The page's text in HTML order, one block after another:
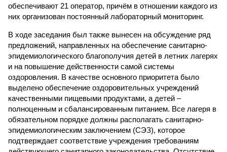
обеспечивают 21 оператор, причём в отношении каждого из
них организован постоянный лабораторный мониторинг.
В ходе заседания был также вынесен на обсуждение ряд
предложений, направленных на обеспечение санитарно-
эпидемиологического благополучия детей в летних лагерях
и на повышение действенности самой системы
оздоровления. В качестве основного приоритета было
выделено обеспечение оздоровительных учреждений
качественными пищевыми продуктами, а детей –
полноценным и сбалансированным питанием. Все лагеря в
обязательном порядке должны располагать санитарно-
эпидемиологическим заключением (СЭЗ), которое
подтверждает соответствие учреждения требованиям